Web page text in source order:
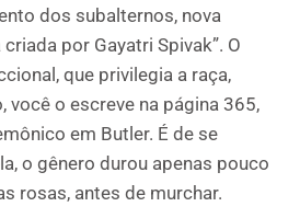
dos subalternos, nova
por Gayatri Spivak”. O
que privilegia a raça,
você o escreve na página 365,
em Butler. É de se
o gênero durou apenas pouco
rosas, antes de murchar.